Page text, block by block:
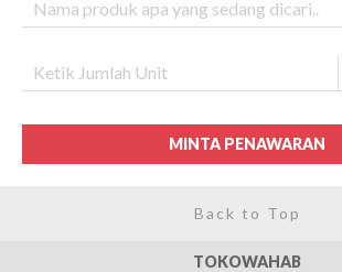
MINTA PENAWARAN
Back to Top
TOKOWAHAB